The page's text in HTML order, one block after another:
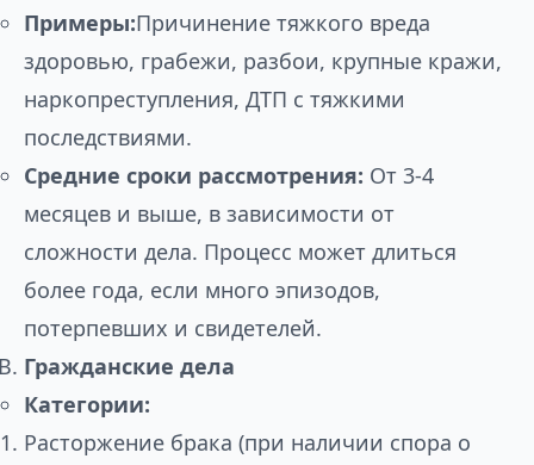
Примеры:Причинение тяжкого вреда
здоровью, грабежи, разбои, крупные кражи,
наркопреступления, ДТП с тяжкими
последствиями.
Средние сроки рассмотрения: От 3-4
месяцев и выше, в зависимости от
сложности дела. Процесс может длиться
более года, если много эпизодов,
потерпевших и свидетелей.
Гражданские дела
Категории:
Расторжение брака (при наличии спора о